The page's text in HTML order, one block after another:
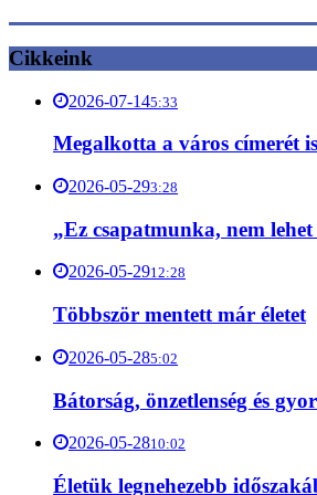
Cikkeink
2026-07-145:33
Megalkotta a város címerét is
2026-05-293:28
„Ez csapatmunka, nem
2026-05-2912:28
Többször mentett már életet
2026-05-285:02
Bátorság, önzetlenség és
2026-05-2810:02
Életük legnehezebb